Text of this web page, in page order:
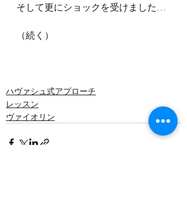
そして更にショックを受けました…
（続く）
ハヴァシュ式アプローチ
レッスン
ヴァイオリン